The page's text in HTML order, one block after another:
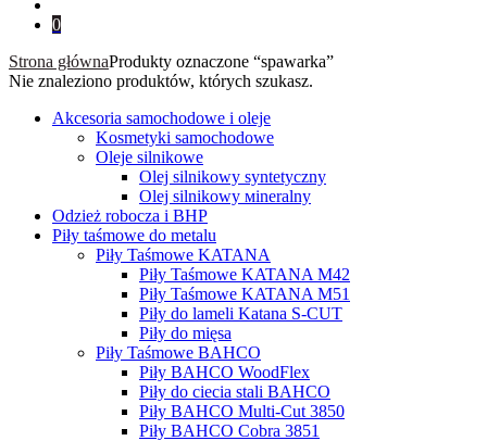
0
Strona głównaProdukty oznaczone “spawarka”
Nie znaleziono produktów, których szukasz.
Akcesoria samochodowe i oleje
Kosmetyki samochodowe
Oleje silnikowe
Olej silnikowy syntetyczny
Оlej silnikowy мineralny
Odzież robocza i BHP
Piły taśmowe do metalu
Piły Taśmowe KATANA
Piły Taśmowe KATANA M42
Piły Taśmowe KATANA M51
Piły do lameli Katana S-CUT
Piły do mięsa
Piły Taśmowe BAHCO
Piły BAHCO WoodFlex
Piły do ciecia stali BAHCO
Piły BAHCO Multi-Cut 3850
Piły BAHCO Cobra 3851